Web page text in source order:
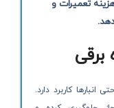
تعمیرات و
برقی
انبارها کاربرد دارد.